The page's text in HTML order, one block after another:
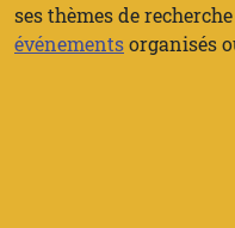
ses thèmes de
événementsorganisés